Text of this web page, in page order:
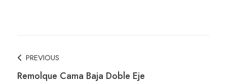
Post
PREVIOUS
Remolque Cama Baja Doble Eje